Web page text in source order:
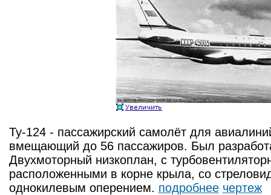
Ту-124 - пассажирский самолёт для
вмещающий до 56 пассажиров. Был
Двухмоторный низкоплан, с
расположенными в корне крыла, со
однокилевым оперением. подробнее чертеж